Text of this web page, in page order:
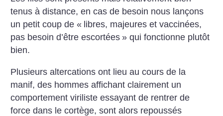
tenus à distance, en cas de besoin nous lançons
un petit coup de « libres, majeures et vaccinées,
pas besoin d’être escortées » qui fonctionne plutôt
bien.
Plusieurs altercations ont lieu au cours de la
manif, des hommes affichant clairement un
comportement viriliste essayant de rentrer de
force dans le cortège, sont alors repoussés